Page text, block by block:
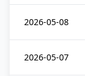
2026-05-08
2026-05-07